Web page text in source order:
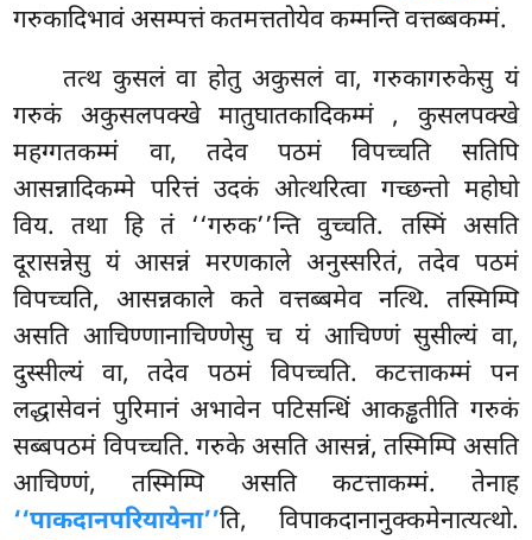
गरुकादिभावं असम्पत्तं कतमत्ततोयेव कम्मन्ति वत्तब्बकम्मं.
तत्थ कुसलं वा होतु अकुसलं वा, गरुकागरुकेसु यं
गरुकं अकुसलपक्खे मातुघातकादिकम्मं , कुसलपक्खे
महग्गतकम्मं वा, तदेव पठमं विपच्चति सतिपि
आसन्नादिकम्मे परित्तं उदकं ओत्थरित्वा गच्छन्तो महोघो
विय. तथा हि तं ‘‘गरुक’’न्ति वुच्चति. तस्मिं असति
दूरासन्नेसु यं आसन्नं मरणकाले अनुस्सरितं, तदेव पठमं
विपच्चति, आसन्नकाले कते वत्तब्बमेव नत्थि. तस्मिम्पि
असति आचिण्णानाचिण्णेसु च यं आचिण्णं सुसील्यं वा,
दुस्सील्यं वा, तदेव पठमं विपच्चति. कटत्ताकम्मं पन
लद्धासेवनं पुरिमानं अभावेन पटिसन्धिं आकड्ढतीति गरुकं
सब्बपठमं विपच्चति. गरुके असति आसन्नं, तस्मिम्पि असति
आचिण्णं, तस्मिम्पि असति कटत्ताकम्मं. तेनाह
‘‘पाकदानपरियायेना’’ति, विपाकदानानुक्कमेनात्यत्थो.